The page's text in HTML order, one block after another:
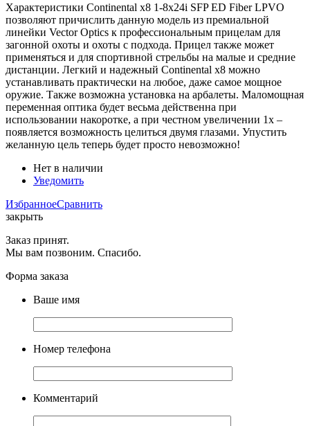
Характеристики Continental x8 1-8x24i SFP ED Fiber LPVO
позволяют причислить данную модель из премиальной
линейки Vector Optics к профессиональным прицелам для
загонной охоты и охоты с подхода. Прицел также может
применяться и для спортивной стрельбы на малые и средние
дистанции. Легкий и надежный Continental x8 можно
устанавливать практически на любое, даже самое мощное
оружие. Также возможна установка на арбалеты. Маломощная
переменная оптика будет весьма действенна при
использовании накоротке, а при честном увеличении 1х –
появляется возможность целиться двумя глазами. Упустить
желанную цель теперь будет просто невозможно!
Нет в наличии
Уведомить
ИзбранноеСравнить
закрыть
Заказ принят.
Мы вам позвоним. Спасибо.
Форма заказа
Ваше имя
Номер телефона
Комментарий